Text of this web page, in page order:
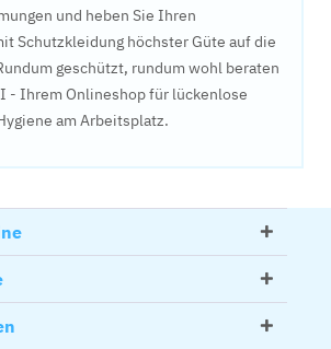
und heben Sie Ihren
Schutzkleidung höchster Güte auf die
geschützt, rundum wohl beraten
- Ihrem Onlineshop für lückenlose
am Arbeitsplatz.